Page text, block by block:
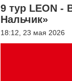
9 тур LEON -
Нальчик»
18:12, 23 мая 2026